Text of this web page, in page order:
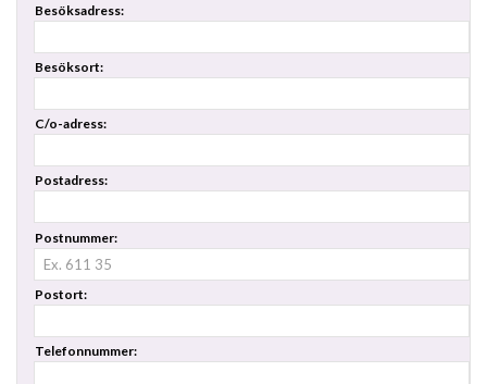
Besöksadress:
Besöksort:
C/o-adress:
Postadress:
Postnummer:
Postort:
Telefonnummer: